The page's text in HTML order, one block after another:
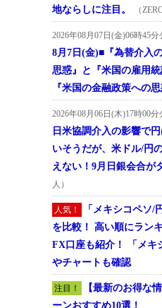
地ならしに注目。
（
2026年08月07日(金)06時45分
8月7日(金)■『為替介入
思惑』と『米国の雇用
『米国の金融政策への
2026年08月06日(木)17時00分
日米協調介入の影響で
いそうだが、米ドル/円
えない！9月日銀会合が
人）
人気！
「メキシコペソ/
を比較！ 高い順にラン
FX口座も紹介！ 「メキ
やチャートも確認
注目！
【最新のお得な
ーンおすすめ10選！